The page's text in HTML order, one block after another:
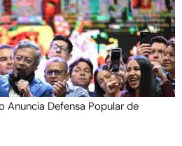
Anuncia Defensa Popular de